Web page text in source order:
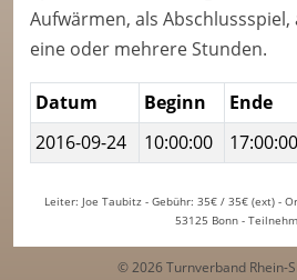
Aufwärmen, als
eine oder mehrere Stunden.
Datum Beginn
Ende
2016-09-24
10:00:00 17:00:00
Leiter: Joe Taubitz - Gebühr: 35€ / 35€ (ext) -
53125 Bonn -
© 2026 Turnverband Rhein-